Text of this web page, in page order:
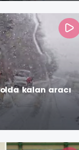
kalan aracı